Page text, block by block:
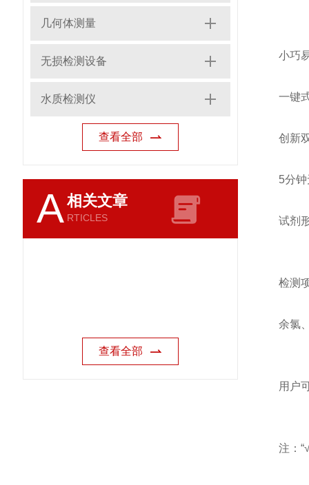
几何体测量
无损检测设备
水质检测仪
查看全部
A相关文章
RTICLES
查看全部
小巧
一键
创新
5分
试剂
检测
余氯
用户
注：